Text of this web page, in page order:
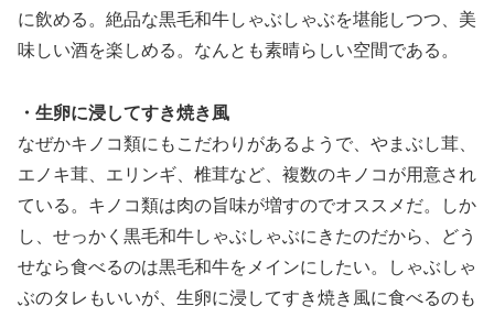
に飲める。絶品な黒毛和牛しゃぶしゃぶを堪能しつつ、美
味しい酒を楽しめる。なんとも素晴らしい空間である。
・生卵に浸してすき焼き風
なぜかキノコ類にもこだわりがあるようで、やまぶし茸、
エノキ茸、エリンギ、椎茸など、複数のキノコが用意され
ている。キノコ類は肉の旨味が増すのでオススメだ。しか
し、せっかく黒毛和牛しゃぶしゃぶにきたのだから、どう
せなら食べるのは黒毛和牛をメインにしたい。しゃぶしゃ
ぶのタレもいいが、生卵に浸してすき焼き風に食べるのも